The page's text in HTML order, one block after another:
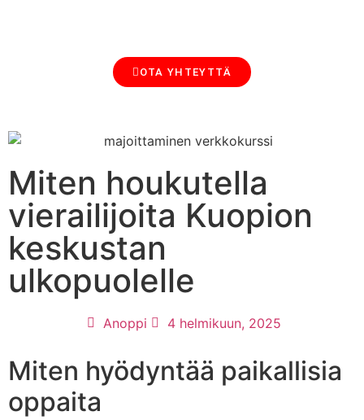
OTA YHTEYTTÄ
Miten houkutella
vierailijoita Kuopion
keskustan
ulkopuolelle
Anoppi 4 helmikuun, 2025
Miten hyödyntää paikallisia
oppaita